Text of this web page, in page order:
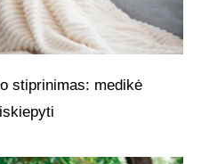
stiprinimas: medikė